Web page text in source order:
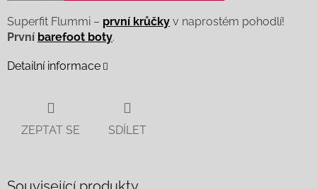
Superfit Flummi – první krůčky v naprostém pohodlí!
První barefoot boty.
Detailní informace
ZEPTAT SE SDÍLET